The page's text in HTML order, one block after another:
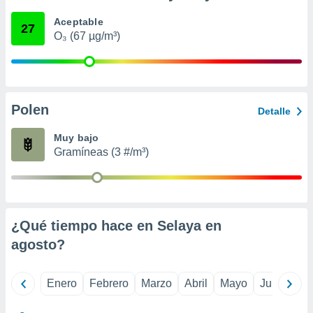
u
en
en
un
o acceder
27 Aceptable
O₃ (67 µg/m³)
Polen Detalle
Muy bajo
Gramíneas (3 #/m³)
¿Qué tiempo hace en Selaya en
agosto?
Enero Febrero Marzo Abril Mayo Junio